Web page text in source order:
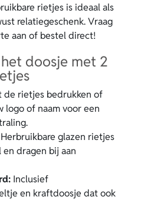
rietjes is ideaal als
relatiegeschenk. Vraag
aan of bestel direct!
doosje met 2
de rietjes bedrukken of
logo of naam voor een
Herbruikbare glazen rietjes
dragen bij aan
Inclusief
en kraftdoosje dat ook